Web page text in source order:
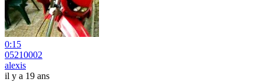
0:15
05210002
alexis
il y a 19 ans